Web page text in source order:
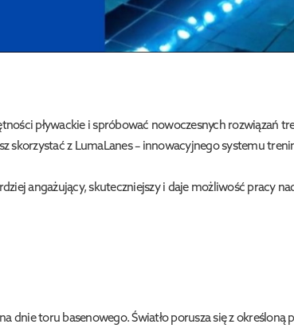
pływackie i spróbować nowoczesnych rozwiązań
skorzystać z LumaLanes – innowacyjnego systemu
angażujący, skuteczniejszy i daje możliwość pracy
toru basenowego. Światło porusza się z określoną